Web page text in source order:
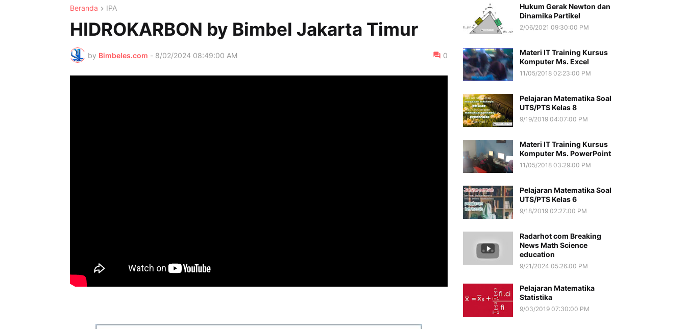
Beranda IPA
HIDROKARBON by Bimbel Jakarta Timur
by Bimbeles.com - 8/02/2024 08:49:00 AM 0
Hukum Gerak Newton dan
Dinamika Partikel
2/06/2021 09:30:00 PM
Materi IT Training Kursus
Komputer Ms. Excel
11/05/2018 02:23:00 PM
Pelajaran Matematika Soal
UTS/PTS Kelas 8
9/19/2019 04:07:00 PM
Materi IT Training Kursus
Komputer Ms. PowerPoint
11/05/2018 03:29:00 PM
Pelajaran Matematika Soal
UTS/PTS Kelas 6
9/18/2019 02:27:00 PM
Radarhot com Breaking
News Math Science
education
9/21/2024 05:26:00 PM
Pelajaran Matematika
Statistika
9/03/2019 07:30:00 PM